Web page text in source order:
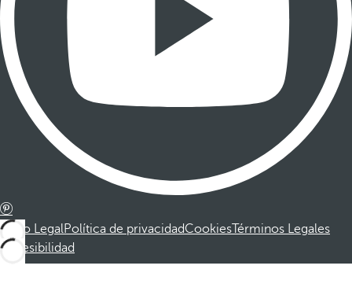
Aviso LegalPolítica de privacidadCookiesTérminos Legales
Accesibilidad